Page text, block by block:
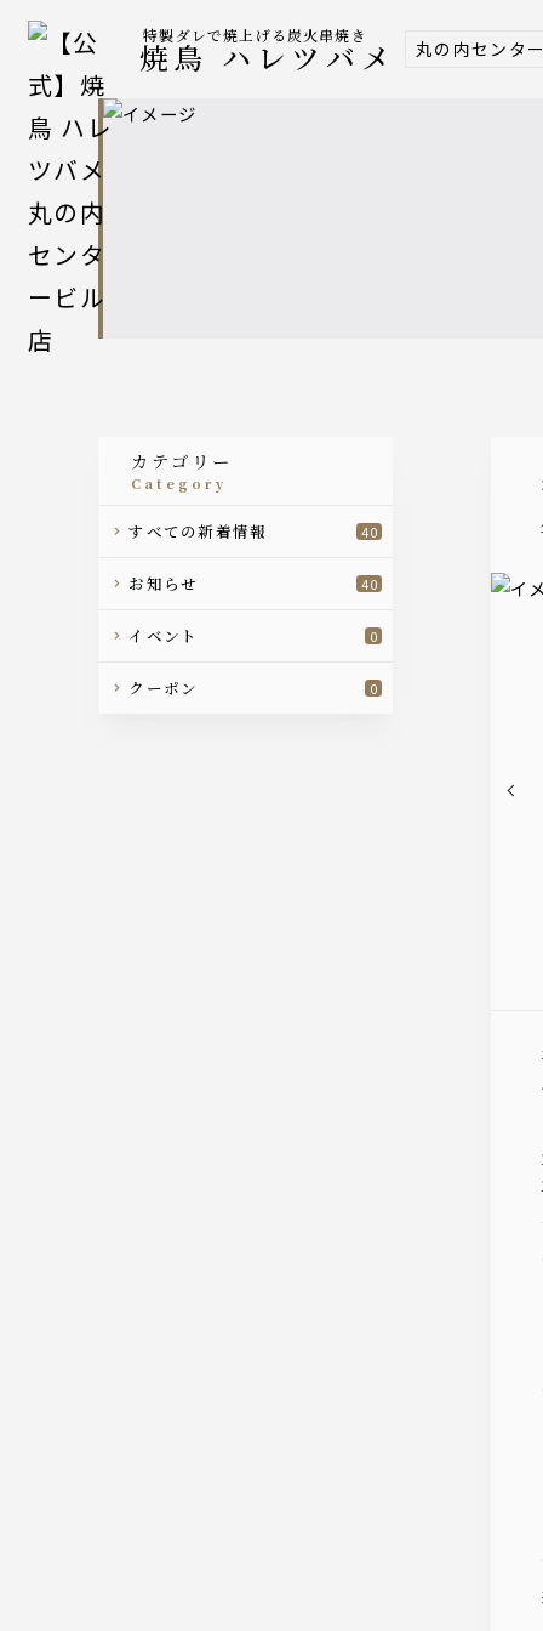
特製ダレで焼上げる炭火串焼き
焼鳥 ハレツバメ 丸の内センタ
カテゴリー
category
すべての新着情報 40
お知らせ 40
イベント 0
クーポン 0